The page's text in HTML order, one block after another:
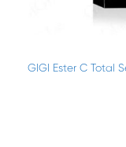
GIGI Ester C Total